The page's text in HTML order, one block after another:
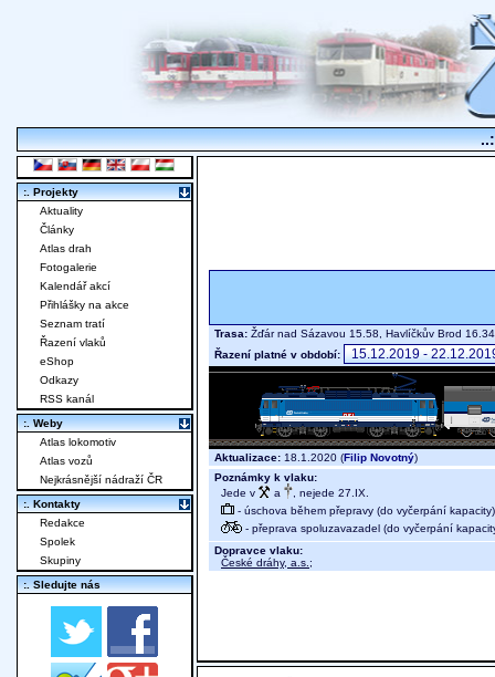
Trasa: Žďár nad Sázavou 15.58, Havlíčkův Brod
Řazení platné v období:
Aktualizace: 18.1.2020 (Filip Novotný)
Poznámky k vlaku:
Jede v
a
, nejede 27.IX.
- úschova během přepravy (do vyčerpání kapacity)
- přeprava spoluzavazadel (do vyčerpání
Dopravce vlaku:
České dráhy, a.s. ;
:. Projekty
Aktuality
Články
Atlas drah
Fotogalerie
Kalendář akcí
Přihlášky na akce
Seznam tratí
Řazení vlaků
eShop
Odkazy
RSS kanál
:. Weby
Atlas lokomotiv
Atlas vozů
Nejkrásnější nádraží ČR
:. Kontakty
Redakce
Spolek
Skupiny
:. Sledujte nás